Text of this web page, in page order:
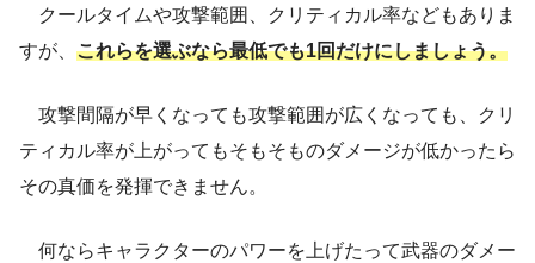
クールタイムや攻撃範囲、クリティカル率などもありま
すが、 これらを選ぶなら最低でも1回だけにしましょう。
攻撃間隔が早くなっても攻撃範囲が広くなっても、クリ
ティカル率が上がってもそもそものダメージが低かったら
その真価を発揮できません。
何ならキャラクターのパワーを上げたって武器のダメー